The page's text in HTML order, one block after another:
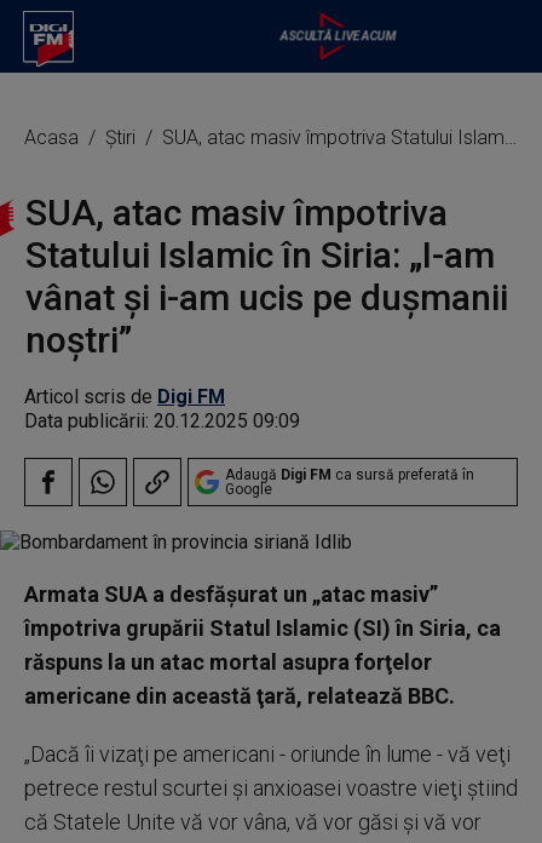
Acasa Știri SUA, atac masiv împotriva Statului Islamic în Siria: „I-am vânat şi i-am ucis pe duşmanii noştri”
SUA, atac masiv împotriva
Statului Islamic în Siria: „I-am
vânat şi i-am ucis pe duşmanii
noştri”
Articol scris de Digi FM
Data publicării: 20.12.2025 09:09
Adaugă Digi FM ca sursă preferată în
Google
Armata SUA a desfăşurat un „atac masiv”
împotriva grupării Statul Islamic (SI) în Siria, ca
răspuns la un atac mortal asupra forţelor
americane din această ţară, relatează BBC.
„Dacă îi vizaţi pe americani - oriunde în lume - vă veţi
petrece restul scurtei şi anxioasei voastre vieţi ştiind
că Statele Unite vă vor vâna, vă vor găsi şi vă vor